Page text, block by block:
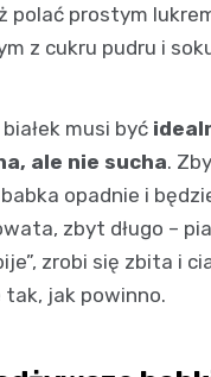
polać prostym
z cukru pudru i
musi być
ale nie sucha.
opadnie i
zbyt długo –
zrobi się zbita i
tak, jak powinno.